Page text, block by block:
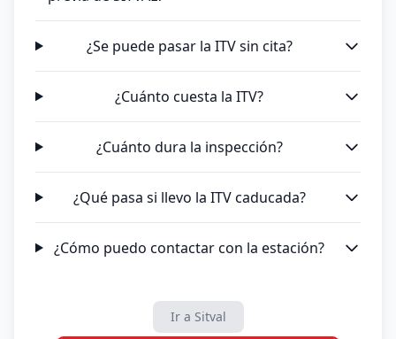
¿Se puede pasar la ITV sin cita?
¿Cuánto cuesta la ITV?
¿Cuánto dura la inspección?
¿Qué pasa si llevo la ITV caducada?
¿Cómo puedo contactar con la estación?
Ir a Sitval